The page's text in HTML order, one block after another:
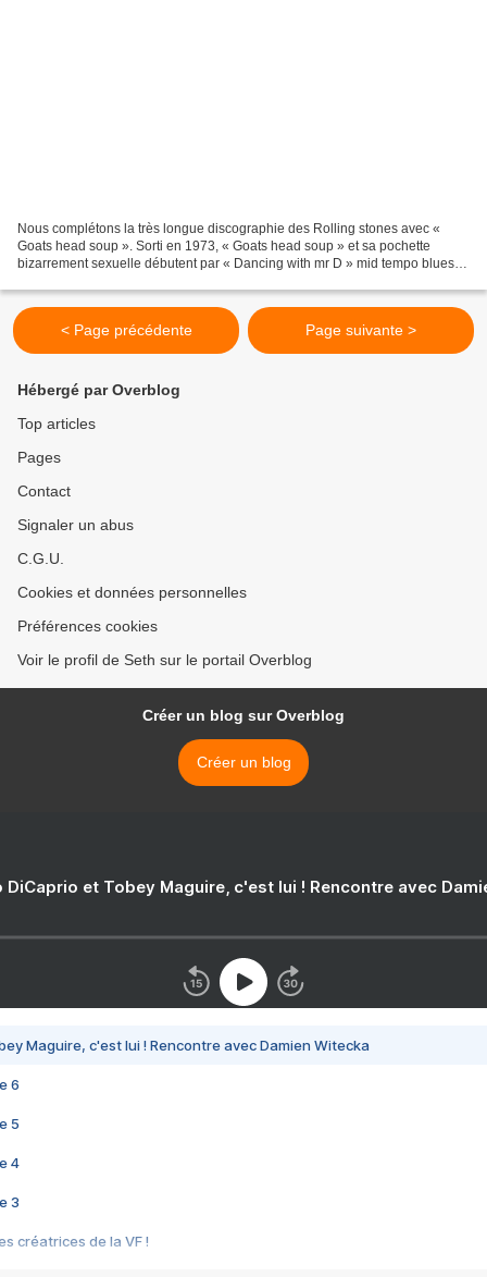
Nous complétons la très longue discographie des Rolling stones avec «
Goats head soup ». Sorti en 1973, « Goats head soup » et sa pochette
bizarrement sexuelle débutent par « Dancing with mr D » mid tempo blues
< Page précédente Page suivante >
Hébergé par Overblog
Top articles
Pages
Contact
Signaler un abus
C.G.U.
Cookies et données personnelles
Préférences cookies
Voir le profil de Seth sur le portail Overblog
Créer un blog sur Overblog
Créer un blog
DiCaprio et Tobey Maguire, c'est lui ! Rencontre avec
Maguire, c'est lui ! Rencontre avec Damien Witecka
6
5
4
3
créatrices de la VF !